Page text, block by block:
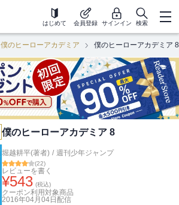
はじめて 会員登録 サインイン 検索
僕のヒーローアカデミア 僕のヒーローアカデミア 8
僕のヒーローアカデミア 8
堀越耕平(著者) / 週刊少年ジャンプ
(22)
レビューを書く
¥543 (税込)
クーポン利用対象商品
2016年04月04日 配信